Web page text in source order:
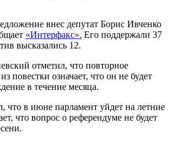
внес депутат Борис Ивченко
«Интерфакс». Его поддержали 37
высказались 12.
отметил, что повторное
повестки означает, что он не будет
в течение месяца.
что в июне парламент уйдет на летние
что вопрос о референдуме не будет